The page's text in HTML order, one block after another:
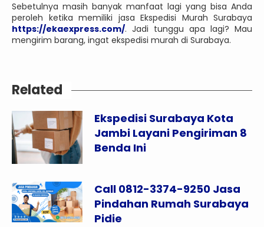
Sebetulnya masih banyak manfaat lagi yang bisa Anda
peroleh ketika memiliki jasa Ekspedisi Murah Surabaya
https://ekaexpress.com/. Jadi tunggu apa lagi? Mau
mengirim barang, ingat ekspedisi murah di Surabaya.
Related
Ekspedisi Surabaya Kota
Jambi Layani Pengiriman 8
Benda Ini
Call 0812-3374-9250 Jasa
Pindahan Rumah Surabaya
Pidie